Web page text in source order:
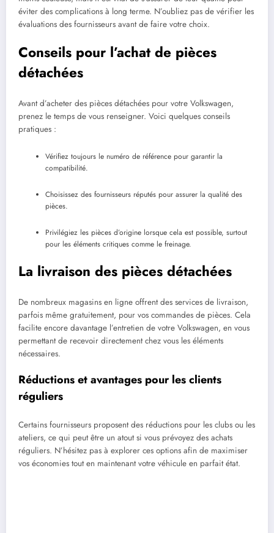
éviter des complications à long terme. N’oubliez pas de vérifier les
évaluations des fournisseurs avant de faire votre choix.
Conseils pour l’achat de pièces
détachées
Avant d’acheter des pièces détachées pour votre Volkswagen,
prenez le temps de vous renseigner. Voici quelques conseils
pratiques :
Vérifiez toujours le numéro de référence pour garantir la
compatibilité.
Choisissez des fournisseurs réputés pour assurer la qualité des
pièces.
Privilégiez les pièces d’origine lorsque cela est possible, surtout
pour les éléments critiques comme le freinage.
La livraison des pièces détachées
De nombreux magasins en ligne offrent des services de livraison,
parfois même gratuitement, pour vos commandes de pièces. Cela
facilite encore davantage l’entretien de votre Volkswagen, en vous
permettant de recevoir directement chez vous les éléments
nécessaires.
Réductions et avantages pour les clients
réguliers
Certains fournisseurs proposent des réductions pour les clubs ou les
ateliers, ce qui peut être un atout si vous prévoyez des achats
réguliers. N’hésitez pas à explorer ces options afin de maximiser
vos économies tout en maintenant votre véhicule en parfait état.